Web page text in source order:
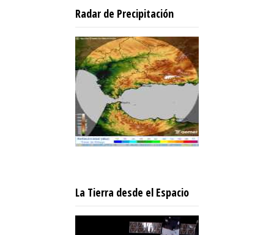
Radar de Precipitación
La Tierra desde el Espacio